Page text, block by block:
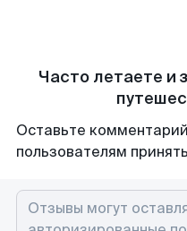
Часто летаете и
Оставьте
пользователям